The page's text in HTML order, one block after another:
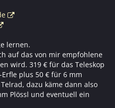
lernen.
auf das von mir empfohlene
wird. 319 € für das Teleskop
plus 50 € für 6 mm
dazu käme dann also
Plössl und eventuell ein